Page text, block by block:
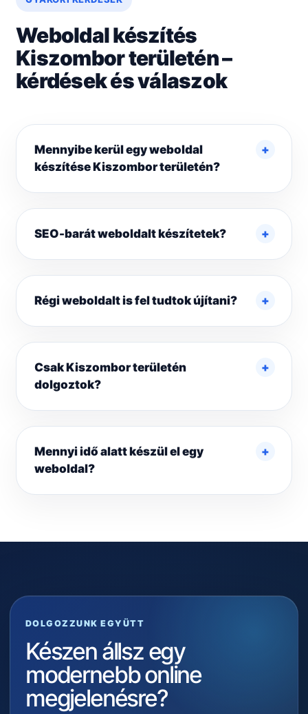
Weboldal készítés
Kiszombor területén –
kérdések és válaszok
Mennyibe kerül egy weboldal
készítése Kiszombor területén?
SEO-barát weboldalt készítetek?
Régi weboldalt is fel tudtok újítani?
Csak Kiszombor területén
dolgoztok?
Mennyi idő alatt készül el egy
weboldal?
DOLGOZZUNK EGYÜTT
Készen állsz egy
modernebb online
megjelenésre?